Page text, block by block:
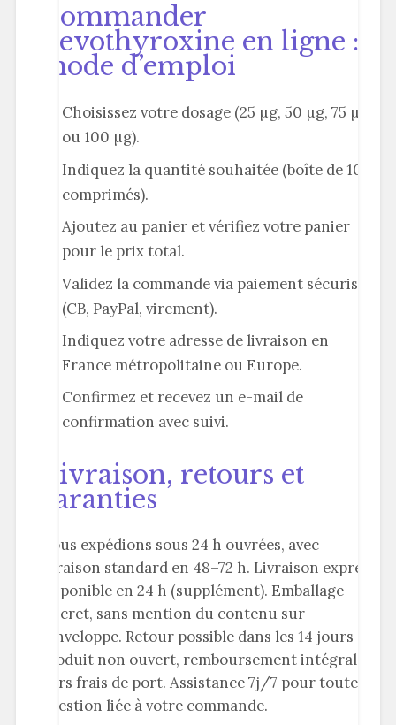
Commander
Levothyroxine en ligne :
mode d’emploi
Choisissez votre dosage (25 µg, 50 µg, 75 µg
ou 100 µg).
Indiquez la quantité souhaitée (boîte de 100
comprimés).
Ajoutez au panier et vérifiez votre panier
pour le prix total.
Validez la commande via paiement sécurisé
(CB, PayPal, virement).
Indiquez votre adresse de livraison en
France métropolitaine ou Europe.
Confirmez et recevez un e-mail de
confirmation avec suivi.
Livraison, retours et
garanties
Nous expédions sous 24 h ouvrées, avec
livraison standard en 48–72 h. Livraison express
disponible en 24 h (supplément). Emballage
discret, sans mention du contenu sur
l’enveloppe. Retour possible dans les 14 jours si
produit non ouvert, remboursement intégral
hors frais de port. Assistance 7j/7 pour toute
question liée à votre commande.